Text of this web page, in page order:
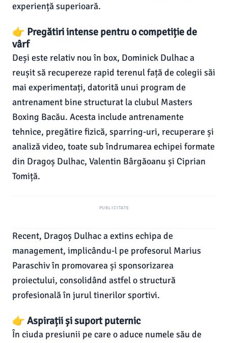
experiență superioară.
👉 Pregătiri intense pentru o competiție de
vârf
Deși este relativ nou în box, Dominick Dulhac a
reușit să recupereze rapid terenul față de colegii săi
mai experimentați, datorită unui program de
antrenament bine structurat la clubul Masters
Boxing Bacău. Acesta include antrenamente
tehnice, pregătire fizică, sparring-uri, recuperare și
analiză video, toate sub îndrumarea echipei formate
din Dragoș Dulhac, Valentin Bârgăoanu și Ciprian
Tomiță.
PUBLICITATE
Recent, Dragoș Dulhac a extins echipa de
management, implicându-l pe profesorul Marius
Paraschiv în promovarea și sponsorizarea
proiectului, consolidând astfel o structură
profesională în jurul tinerilor sportivi.
👉 Aspirații și suport puternic
În ciuda presiunii pe care o aduce numele său de